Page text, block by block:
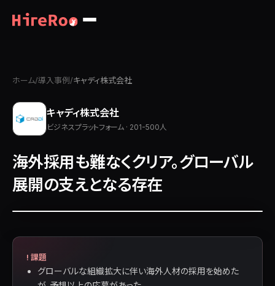
ホーム/導入事例 /キャディ株式会社
キャディ株式会社
ビジネスプラットフォーム · 201-500人
海外採用も難なくクリア。グローバル
展開の支えとなる存在
! 課題
グローバルな組織拡大に伴い海外人材の採用を始めた